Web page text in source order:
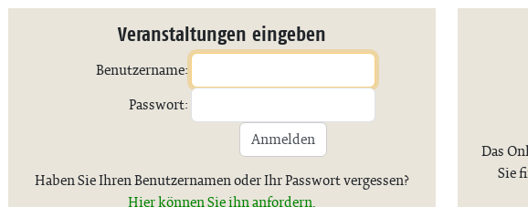
Veranstaltungen eingeben
Benutzername:
Passwort:
Anmelden
Haben Sie Ihren Benutzernamen oder Ihr Passwort vergessen?
Hier können Sie ihn anfordern.
Das
Sie